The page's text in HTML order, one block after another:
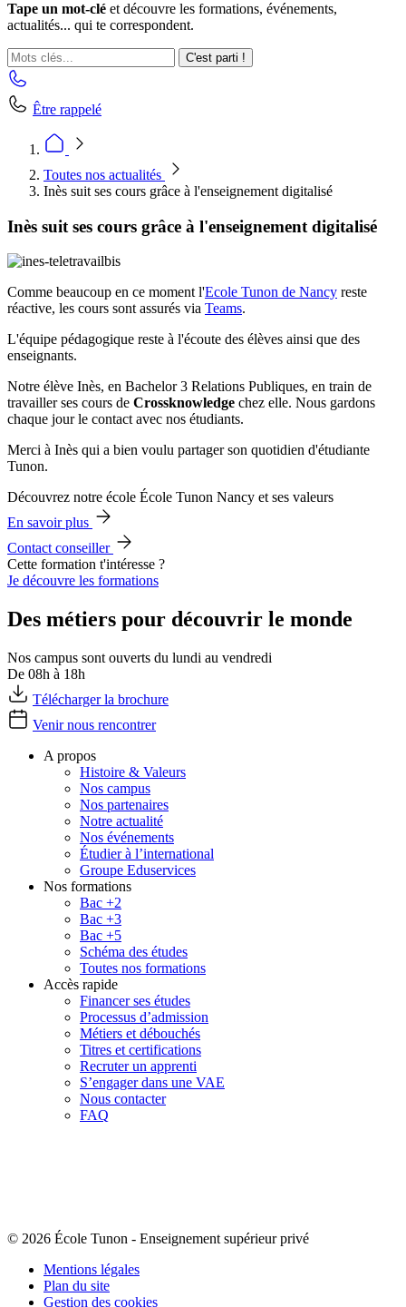
Tape un mot-clé et découvre les formations, événements,
actualités... qui te correspondent.
C'est parti !
Être rappelé
Toutes nos actualités
Inès suit ses cours grâce à l'enseignement digitalisé
Inès suit ses cours grâce à l'enseignement digitalisé
Comme beaucoup en ce moment l'Ecole Tunon de Nancy reste
réactive, les cours sont assurés via Teams.
L'équipe pédagogique reste à l'écoute des élèves ainsi que des
enseignants.
Notre élève Inès, en Bachelor 3 Relations Publiques, en train de
travailler ses cours de Crossknowledge chez elle. Nous gardons
chaque jour le contact avec nos étudiants.
Merci à Inès qui a bien voulu partager son quotidien d'étudiante
Tunon.
Découvrez notre école École Tunon Nancy et ses valeurs
En savoir plus
Contact conseiller
Cette formation t'intéresse ?
Je découvre les formations
Des métiers pour découvrir le monde
Nos campus sont ouverts du lundi au vendredi
De 08h à 18h
Télécharger la brochure
Venir nous rencontrer
A propos
Histoire & Valeurs
Nos campus
Nos partenaires
Notre actualité
Nos événements
Étudier à l’international
Groupe Eduservices
Nos formations
Bac +2
Bac +3
Bac +5
Schéma des études
Toutes nos formations
Accès rapide
Financer ses études
Processus d’admission
Métiers et débouchés
Titres et certifications
Recruter un apprenti
S’engager dans une VAE
Nous contacter
FAQ
© 2026 École Tunon - Enseignement supérieur privé
Mentions légales
Plan du site
Gestion des cookies